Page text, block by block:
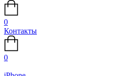
0
Контакты
0